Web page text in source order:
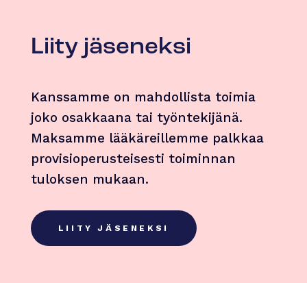
Liity jäseneksi
Kanssamme on mahdollista toimia
joko osakkaana tai työntekijänä.
Maksamme lääkäreillemme palkkaa
provisioperusteisesti toiminnan
tuloksen mukaan.
LIITY JÄSENEKSI